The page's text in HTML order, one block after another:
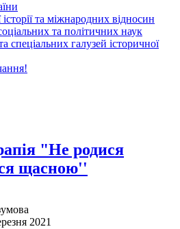
та міжнародних відносин
та політичних наук
спеціальних галузей історичної
"Не родися
щасною''
2021